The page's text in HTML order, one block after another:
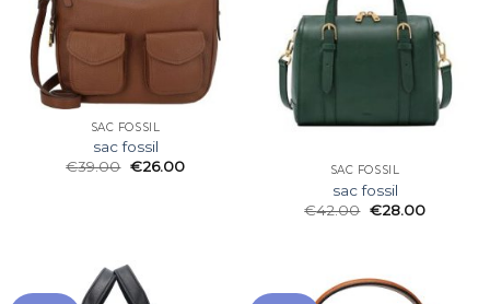
SAC FOSSIL
sac fossil
€39.00 €26.00 SAC FOSSIL
sac fossil
€42.00 €28.00